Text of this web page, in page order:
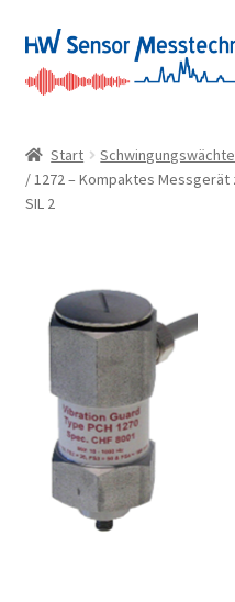
Produkte
Aktuelles
Karriere
Beratungstermin buchen
Start
/ 1272 – Kompaktes
SIL 2